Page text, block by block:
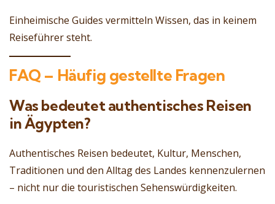
Einheimische Guides vermitteln Wissen, das in keinem
Reiseführer steht.
FAQ – Häufig gestellte Fragen
Was bedeutet authentisches Reisen
in Ägypten?
Authentisches Reisen bedeutet, Kultur, Menschen,
Traditionen und den Alltag des Landes kennenzulernen
– nicht nur die touristischen Sehenswürdigkeiten.